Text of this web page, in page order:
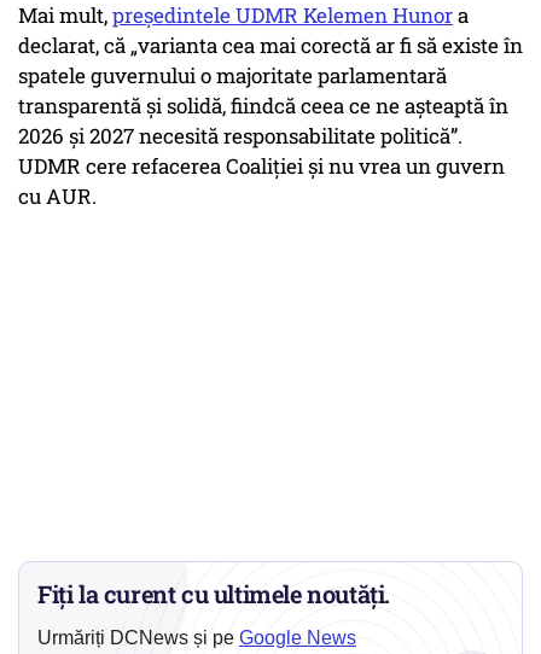
Mai mult,președintele UDMR Kelemen Hunora
declarat, că „varianta cea mai corectă ar fi să existe în
spatele guvernului o majoritate parlamentară
transparentă și solidă, fiindcă ceea ce ne așteaptă în
2026 și 2027 necesită responsabilitate politică”.
UDMR cere refacerea Coaliției și nu vrea un guvern
cu AUR.
Fiți la curent cu ultimele noutăți.
Urmăriți DCNews și pe Google News